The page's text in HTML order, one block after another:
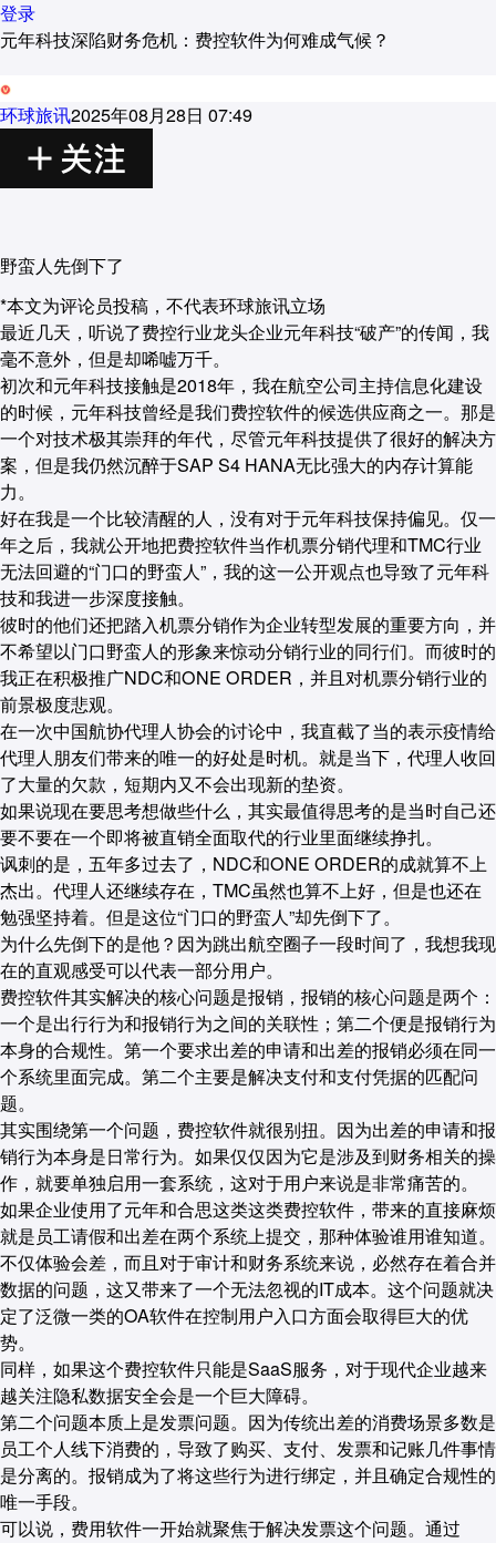
登录
元年科技深陷财务危机：费控软件为何难成气候？
环球旅讯2025年08月28日 07:49
野蛮人先倒下了
*本文为评论员投稿，不代表环球旅讯立场
最近几天，听说了费控行业龙头企业元年科技“破产”的传闻，我
毫不意外，但是却唏嘘万千。
初次和元年科技接触是2018年，我在航空公司主持信息化建设
的时候，元年科技曾经是我们费控软件的候选供应商之一。那是
一个对技术极其崇拜的年代，尽管元年科技提供了很好的解决方
案，但是我仍然沉醉于SAP S4 HANA无比强大的内存计算能
力。
好在我是一个比较清醒的人，没有对于元年科技保持偏见。仅一
年之后，我就公开地把费控软件当作机票分销代理和TMC行业
无法回避的“门口的野蛮人”，我的这一公开观点也导致了元年科
技和我进一步深度接触。
彼时的他们还把踏入机票分销作为企业转型发展的重要方向，并
不希望以门口野蛮人的形象来惊动分销行业的同行们。而彼时的
我正在积极推广NDC和ONE ORDER，并且对机票分销行业的
前景极度悲观。
在一次中国航协代理人协会的讨论中，我直截了当的表示疫情给
代理人朋友们带来的唯一的好处是时机。就是当下，代理人收回
了大量的欠款，短期内又不会出现新的垫资。
如果说现在要思考想做些什么，其实最值得思考的是当时自己还
要不要在一个即将被直销全面取代的行业里面继续挣扎。
讽刺的是，五年多过去了，NDC和ONE ORDER的成就算不上
杰出。代理人还继续存在，TMC虽然也算不上好，但是也还在
勉强坚持着。但是这位“门口的野蛮人”却先倒下了。
为什么先倒下的是他？因为跳出航空圈子一段时间了，我想我现
在的直观感受可以代表一部分用户。
费控软件其实解决的核心问题是报销，报销的核心问题是两个：
一个是出行行为和报销行为之间的关联性；第二个便是报销行为
本身的合规性。第一个要求出差的申请和出差的报销必须在同一
个系统里面完成。第二个主要是解决支付和支付凭据的匹配问
题。
其实围绕第一个问题，费控软件就很别扭。因为出差的申请和报
销行为本身是日常行为。如果仅仅因为它是涉及到财务相关的操
作，就要单独启用一套系统，这对于用户来说是非常痛苦的。
如果企业使用了元年和合思这类这类费控软件，带来的直接麻烦
就是员工请假和出差在两个系统上提交，那种体验谁用谁知道。
不仅体验会差，而且对于审计和财务系统来说，必然存在着合并
数据的问题，这又带来了一个无法忽视的IT成本。这个问题就决
定了泛微一类的OA软件在控制用户入口方面会取得巨大的优
势。
同样，如果这个费控软件只能是SaaS服务，对于现代企业越来
越关注隐私数据安全会是一个巨大障碍。
第二个问题本质上是发票问题。因为传统出差的消费场景多数是
员工个人线下消费的，导致了购买、支付、发票和记账几件事情
是分离的。报销成为了将这些行为进行绑定，并且确定合规性的
唯一手段。
可以说，费用软件一开始就聚焦于解决发票这个问题。通过